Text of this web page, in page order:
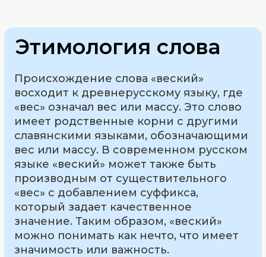
Этимология слова
Происхождение слова «веский»
восходит к древнерусскому языку, где
«вес» означал вес или массу. Это слово
имеет родственные корни с другими
славянскими языками, обозначающими
вес или массу. В современном русском
языке «веский» может также быть
производным от существительного
«вес» с добавлением суффикса,
который задает качественное
значение. Таким образом, «веский»
можно понимать как нечто, что имеет
значимость или важность.